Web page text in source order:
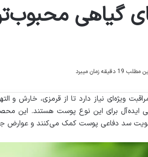
گیاهی
زمان میبرد
ویژه‌ای نیاز دارد تا از قرمزی، خارش و
ایده‌آل برای این نوع پوست هستند. این
سد دفاعی پوست کمک می‌کنند و عوارض